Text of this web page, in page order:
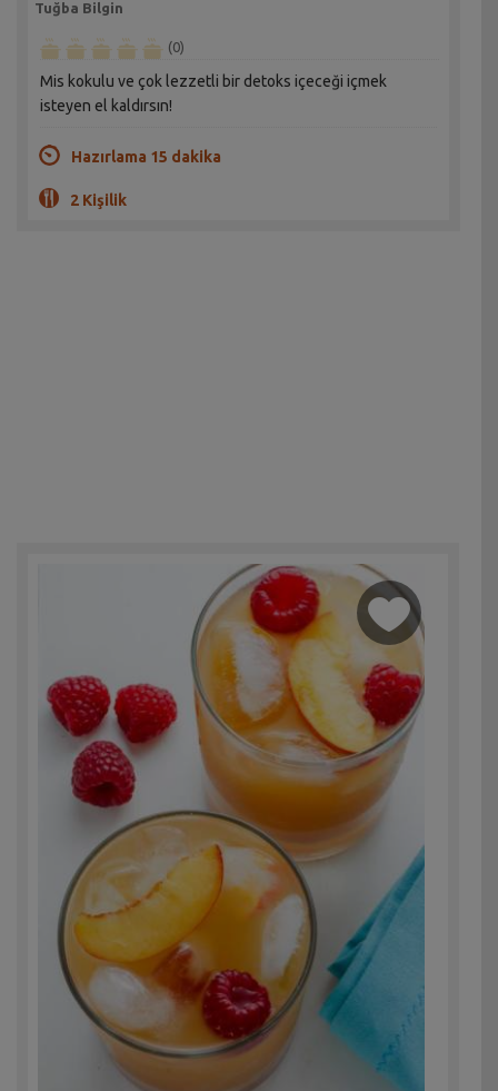
Tuğba Bilgin
(0)
Mis kokulu ve çok lezzetli bir detoks içeceği içmek
isteyen el kaldırsın!
Hazırlama 15 dakika
2 Kişilik